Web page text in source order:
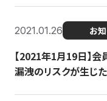
2021.01.26 お
【2021年1月19日】
漏洩のリスクが生じ